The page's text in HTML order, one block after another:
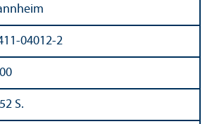
04012-2
S.